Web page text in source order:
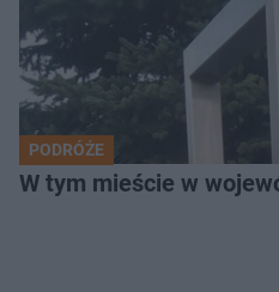
PODRÓŻE
W tym mieście w